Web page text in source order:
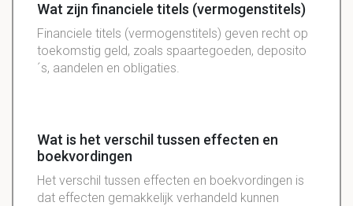
Wat zijn financiele titels (vermogenstitels)
Financiele titels (vermogenstitels) geven recht op
toekomstig geld, zoals spaartegoeden, deposito
´s, aandelen en obligaties.
Wat is het verschil tussen effecten en
boekvordingen
Het verschil tussen effecten en boekvordingen is
dat effecten gemakkelijk verhandeld kunnen